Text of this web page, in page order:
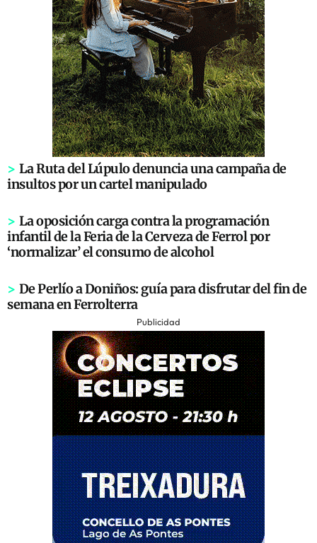
> La Ruta del Lúpulo denuncia una campaña de
insultos por un cartel manipulado
> La oposición carga contra la programación
infantil de la Feria de la Cerveza de Ferrol por
‘normalizar’ el consumo de alcohol
> De Perlío a Doniños: guía para disfrutar del fin de
semana en Ferrolterra
Publicidad